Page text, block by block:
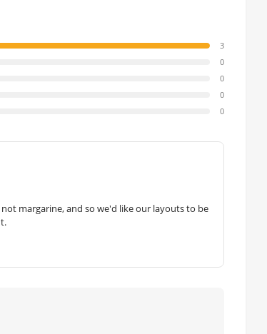
3
0
0
0
0
margarine, and so we'd like our layouts to be